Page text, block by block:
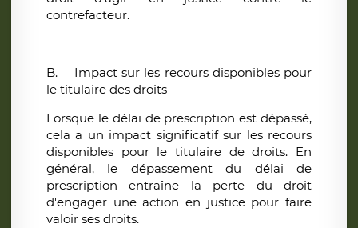
contrefacteur.
B.
Impact sur les recours disponibles pour
le titulaire des droits
Lorsque le délai de prescription est dépassé,
cela a un impact significatif sur les recours
disponibles pour le titulaire de droits. En
général, le dépassement du délai de
prescription entraîne la perte du droit
d'engager une action en justice pour faire
valoir ses droits.